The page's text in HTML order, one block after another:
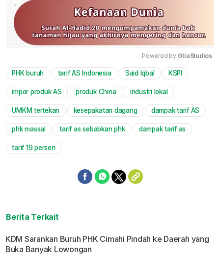
Mute
Powered by GliaStudios
PHK buruh tarif AS Indonesia Said Iqbal KSPI
impor produk AS produk China industri lokal
UMKM tertekan kesepakatan dagang dampak tarif AS
phk massal tarif as sebabkan phk dampak tarif as
tarif 19 persen
Berita Terkait
KDM Sarankan Buruh PHK Cimahi Pindah ke Daerah yang
Buka Banyak Lowongan